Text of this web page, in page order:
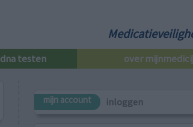
dna testen over
mijn account inloggen